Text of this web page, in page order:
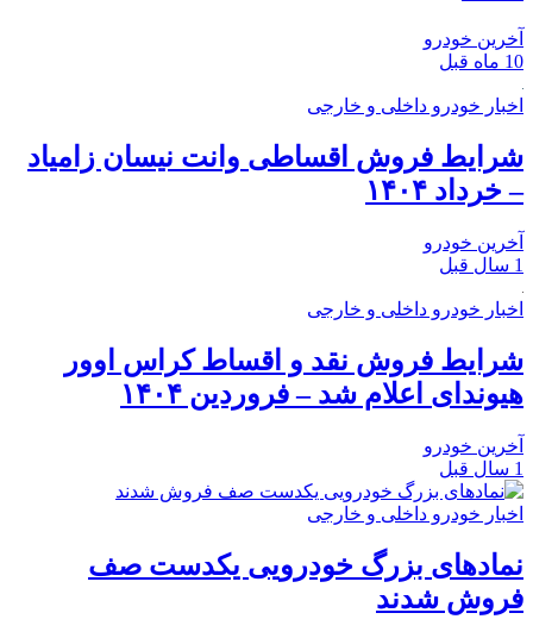
آخرین خودرو
10 ماه قبل
اخبار خودرو داخلی و خارجی
شرایط فروش اقساطی وانت نیسان زامیاد
– خرداد ۱۴۰۴
آخرین خودرو
1 سال قبل
اخبار خودرو داخلی و خارجی
شرایط فروش نقد و اقساط کراس اوور
هیوندای اعلام شد – فروردین ۱۴۰۴
آخرین خودرو
1 سال قبل
اخبار خودرو داخلی و خارجی
نمادهای بزرگ خودرویی یکدست صف‌
فروش شدند